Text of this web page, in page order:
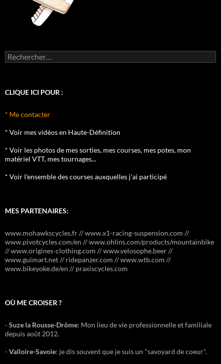
Rechercher :
CLIQUE ICI POUR :
* Me contacter
* Voir mes vidéos en Haute-Définition
* Voir les photos de mes sorties, mes courses, mes potes, mon
matériel VTT, mes tournages...
* Voir l'ensemble des courses auxquelles j'ai participé
MES PARTENAIRES:
www.mohawkscycles.fr // www.x1-racing-suspension.com //
www.pivotcycles.com/en // www.ohlins.com/products/mountainbike
// www.origines-clothing.com // www.velosophe.beer //
www.guimart.net // ridepanzer.com // www.wtb.com //
www.bikeyoke.de/en // praxiscycles.com
OÙ ME CROISER ?
-Suze la Rousse-Drôme: Mon lieu de vie professionnelle et familiale
depuis août 2012.
-Valloire-Savoie: je dis souvent que je suis un "savoyard de coeur".